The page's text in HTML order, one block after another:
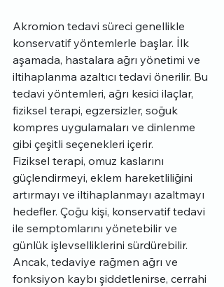
Akromion tedavi süreci genellikle
konservatif yöntemlerle başlar. İlk
aşamada, hastalara ağrı yönetimi ve
iltihaplanma azaltıcı tedavi önerilir. Bu
tedavi yöntemleri, ağrı kesici ilaçlar,
fiziksel terapi, egzersizler, soğuk
kompres uygulamaları ve dinlenme
gibi çeşitli seçenekleri içerir.
Fiziksel terapi, omuz kaslarını
güçlendirmeyi, eklem hareketliliğini
artırmayı ve iltihaplanmayı azaltmayı
hedefler. Çoğu kişi, konservatif tedavi
ile semptomlarını yönetebilir ve
günlük işlevselliklerini sürdürebilir.
Ancak, tedaviye rağmen ağrı ve
fonksiyon kaybı şiddetlenirse, cerrahi